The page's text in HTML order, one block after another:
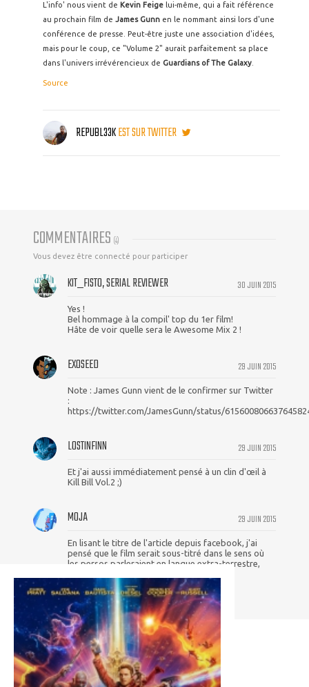
L'info' nous vient de Kevin Feige lui-même, qui a fait référence
au prochain film de James Gunn en le nommant ainsi lors d'une
conférence de presse. Peut-être juste une association d'idées,
mais pour le coup, ce "Volume 2" aurait parfaitement sa place
dans l'univers irrévérencieux de Guardians of The Galaxy
Source
REPUBL33KEST SUR TWITTER
COMMENTAIRES (4)
Vous devez être connecté pour participer
30 JUIN 2015
KIT_FISTO, SERIAL REVIEWER
Yes !
Bel hommage à la compil' top du 1er film!
Hâte de voir quelle sera le Awesome Mix 2 !
29 JUIN 2015
EXOSEED
Note : James Gunn vient de le confirmer sur Twitter
:
https://twitter.com/JamesGunn/status/
29 JUIN 2015
LOSTINFINN
Et j'ai aussi immédiatement pensé à un clin d'œil à
Kill Bill Vol.2 ;)
29 JUIN 2015
MOJA
En lisant le titre de l'article depuis facebook, j'ai
pensé que le film serait sous-titré dans le sens où
les persos parleraient en langue extra-terrestre,